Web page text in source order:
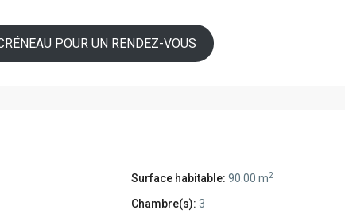
POUR UN RENDEZ-VOUS
Surface habitable: 90.00 m2
Chambre(s): 3